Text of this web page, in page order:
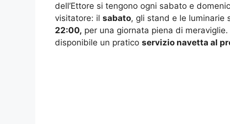
dell’Ettore si tengono ogni sabato e
visitatore: il sabato, gli stand e le luminarie
22:00, per una giornata piena di
disponibile un pratico servizio navetta al